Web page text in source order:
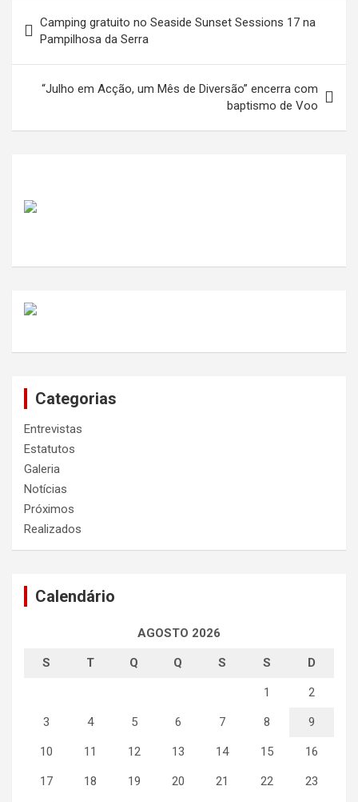
de
artigos
Camping gratuito no Seaside Sunset Sessions 17 na
Pampilhosa da Serra
“Julho em Acção, um Mês de Diversão” encerra com
baptismo de Voo
Categorias
Entrevistas
Estatutos
Galeria
Notícias
Próximos
Realizados
Calendário
AGOSTO 2026
S T Q Q S S D
1 2
3 4 5 6 7 8 9
10 11 12 13 14 15 16
17 18 19 20 21 22 23